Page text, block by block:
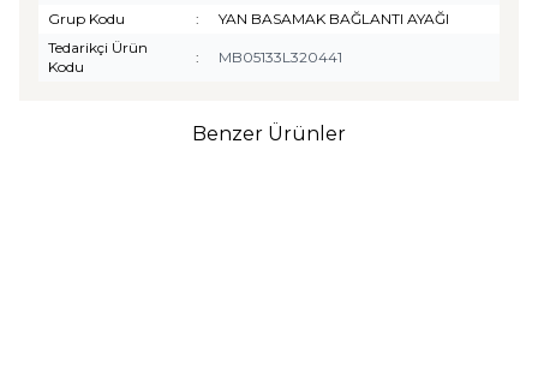
Grup Kodu
:
YAN BASAMAK BAĞLANTI AYAĞI
Tedarikçi Ürün
Kodu
: MB05133L320441
Benzer Ürünler